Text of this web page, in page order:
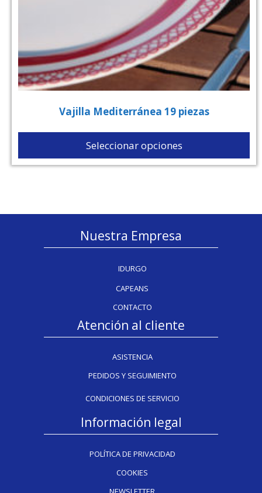
Vajilla Mediterránea 19 piezas
Seleccionar opciones
Nuestra Empresa
IDURGO
CAPEANS
CONTACTO
Atención al cliente
ASISTENCIA
PEDIDOS Y SEGUIMIENTO
CONDICIONES DE SERVICIO
Información legal
POLÍTICA DE PRIVACIDAD
COOKIES